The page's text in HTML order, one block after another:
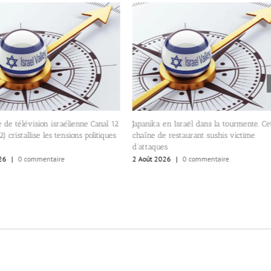
de télévision israélienne Canal 12
cristallise les tensions politiques
| 0 commentaire
Japanika en Israël dans la tourmente.
chaîne de restaurant sushis victime
d’attaques.
2 Août 2026 | 0 commentaire